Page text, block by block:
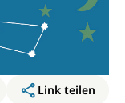
Link teilen